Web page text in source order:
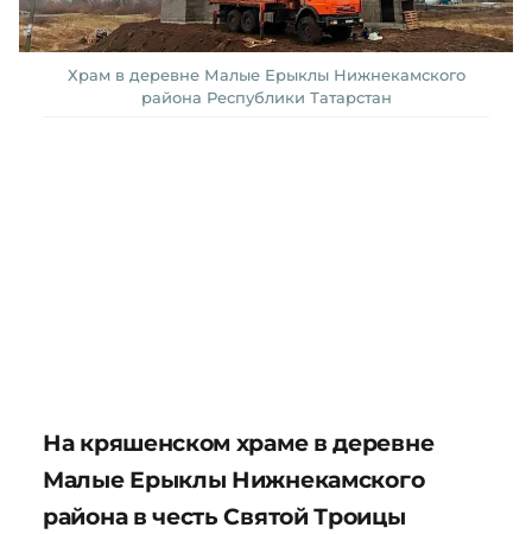
Храм в деревне Малые Ерыклы Нижнекамского
района Республики Татарстан
На кряшенском храме в деревне
Малые Ерыклы Нижнекамского
района в честь Святой Троицы